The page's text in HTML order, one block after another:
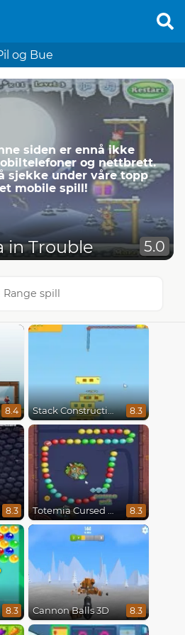
og Bue
siden er ennå ikke
og nettbrett.
sjekke under våre topp
mobile spill!
in Trouble 5.0
spill
8.4 Stack Construction 8.3
8.3 Totemia Cursed Marbles 8.3
8.3 Cannon Balls 3D 8.3